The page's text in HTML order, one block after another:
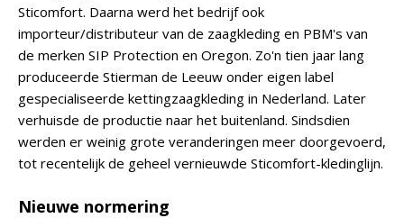
Sticomfort. Daarna werd het bedrijf ook
importeur/distributeur van de zaagkleding en PBM's van
de merken SIP Protection en Oregon. Zo'n tien jaar lang
produceerde Stierman de Leeuw onder eigen label
gespecialiseerde kettingzaagkleding in Nederland. Later
verhuisde de productie naar het buitenland. Sindsdien
werden er weinig grote veranderingen meer doorgevoerd,
tot recentelijk de geheel vernieuwde Sticomfort-kledinglijn.
Nieuwe normering